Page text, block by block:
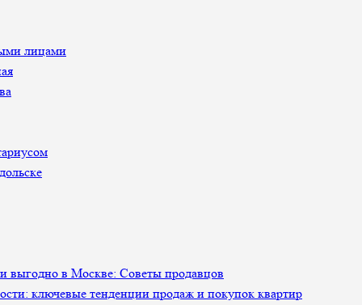
лицами
выгодно в Москве: Советы продавцов
ключевые тенденции продаж и покупок квартир